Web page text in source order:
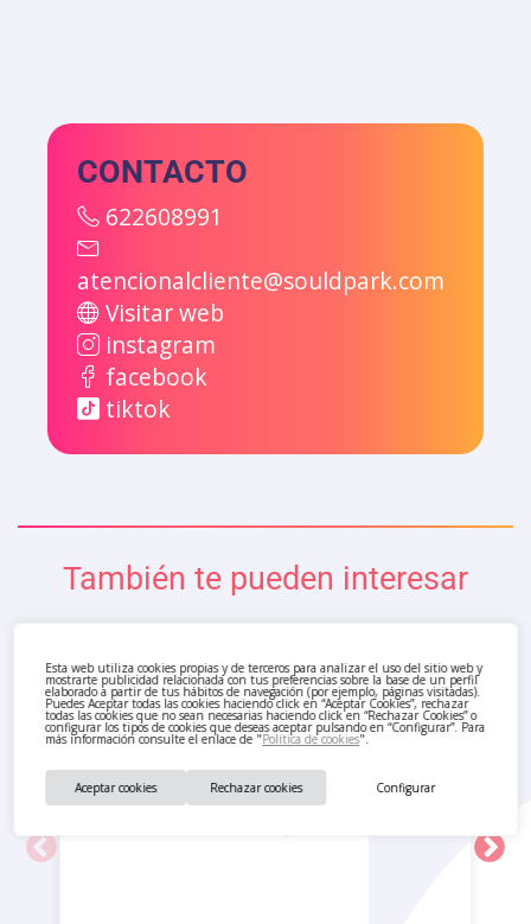
Esta web utiliza cookies propias y de terceros para analizar el uso del sitio web y
mostrarte publicidad relacionada con tus preferencias sobre la base de un perfil
elaborado a partir de tus hábitos de navegación (por ejemplo, páginas visitadas).
Puedes Aceptar todas las cookies haciendo click en “Aceptar Cookies”, rechazar
todas las cookies que no sean necesarias haciendo click en “Rechazar Cookies” o
configurar los tipos de cookies que deseas aceptar pulsando en “Configurar”. Para
más información consulte el enlace de "Política de cookies".
Configurar
Rechazar cookies
Aceptar cookies
CONTACTO
622608991
atencionalcliente@souldpark.com
Visitar web
instagram
facebook
tiktok
También te pueden interesar